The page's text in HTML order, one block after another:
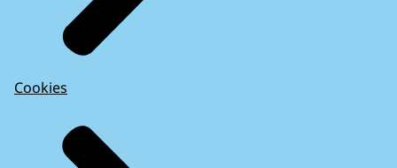
Cookies